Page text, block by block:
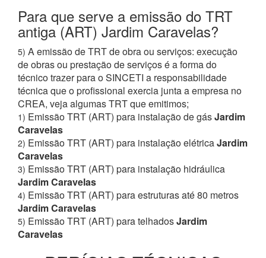
Para que serve a emissão do TRT
antiga (ART) Jardim Caravelas?
5) A emissão de TRT de obra ou serviços: execução
de obras ou prestação de serviços é a forma do
técnico trazer para o SINCETI a responsabilidade
técnica que o profissional exercia junta a empresa no
CREA, veja algumas TRT que emitimos;
1) Emissão TRT (ART) para instalação de gásJardim
Caravelas
2) Emissão TRT (ART) para instalação elétricaJardim
Caravelas
3) Emissão TRT (ART) para instalação hidráulica
Jardim Caravelas
4) Emissão TRT (ART) para estruturas até 80 metros
Jardim Caravelas
5) Emissão TRT (ART) para telhadosJardim
Caravelas